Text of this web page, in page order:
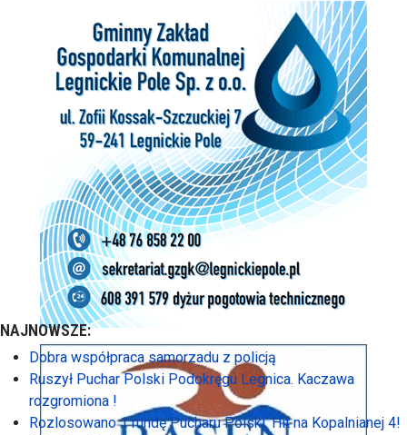
NAJNOWSZE:
Dobra współpraca samorzadu z policją
Ruszył Puchar Polski Podokręgu Legnica. Kaczawa
rozgromiona !
Rozlosowano 1 rundę Pucharu Polski. Hit na Kopalnianej 4!